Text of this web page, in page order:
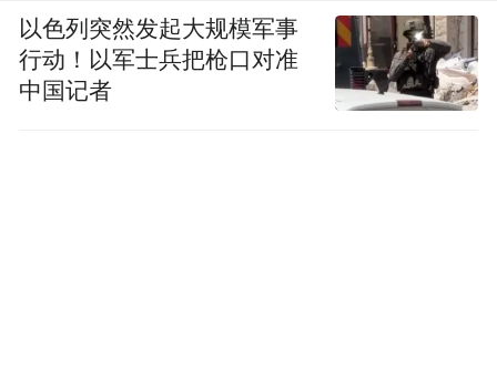
以色列突然发起大规模军事
行动！以军士兵把枪口对准
中国记者